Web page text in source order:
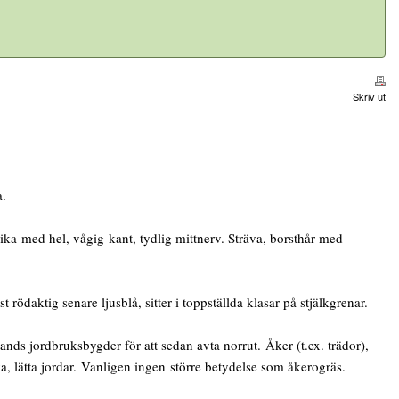
Skriv ut
med hel, vågig kant, tydlig mittnerv. Sträva, borsthår med
senare ljusblå, sitter i toppställda klasar på stjälkgrenar.
jordbruksbygder för att sedan avta norrut. Åker (t.ex. trädor),
lätta jordar. Vanligen ingen större betydelse som åkerogräs.